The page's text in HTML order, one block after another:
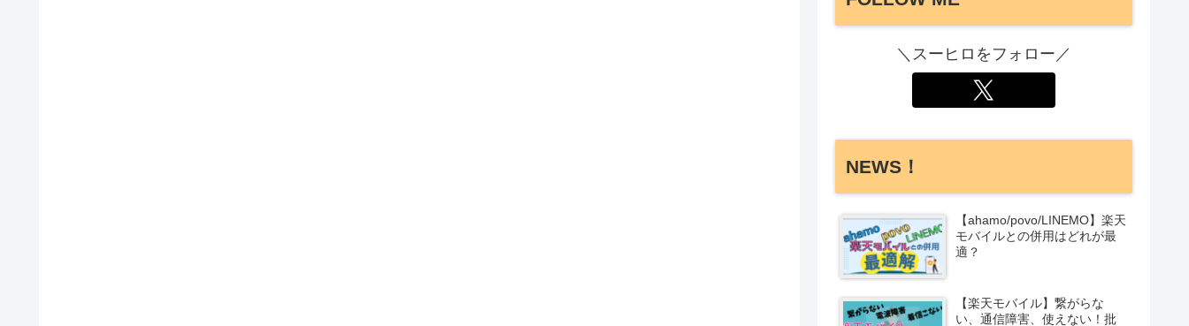
＼スーヒロをフォロー／
NEWS！
【ahamo/povo/LINEMO】楽天
モバイルとの併用はどれが最
適？
【楽天モバイル】繋がらな
い、通信障害、使えない！批